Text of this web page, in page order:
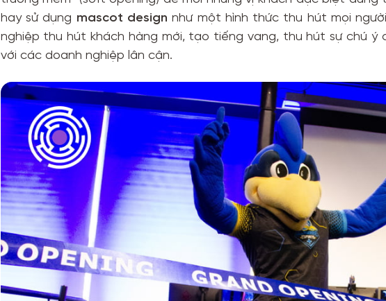
hay sử dụng mascot designnhư một hình thức thu hút mọi
nghiệp thu hút khách hàng mới, tạo tiếng vang, thu hút sự chú
với các doanh nghiệp lân cận.